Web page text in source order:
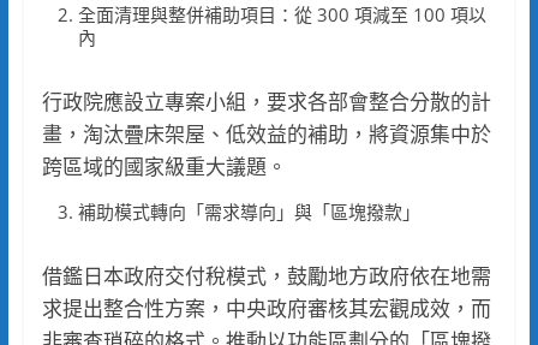
全面清理與整併補助項目：從 300 項減至 100 項以
內
行政院應設立專案小組，要求各部會整合分散的計
畫，淘汰疊床架屋、低效益的補助，將資源集中於
跨區域的國家級重大議題。
補助模式轉向「需求導向」與「區塊撥款」
借鑑日本政府交付稅模式，鼓勵地方政府依在地需
求提出整合性方案，中央政府審核其宏觀成效，而